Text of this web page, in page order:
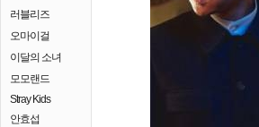
러블리즈
오마이걸
이달의 소녀
모모랜드
Stray Kids
안효섭